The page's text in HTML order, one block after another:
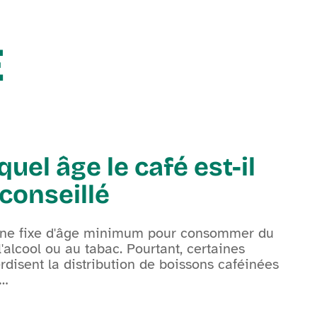
âge le café est-il
fixe d'âge minimum pour consommer du
ou au tabac. Pourtant, certaines
la distribution de boissons caféinées
…